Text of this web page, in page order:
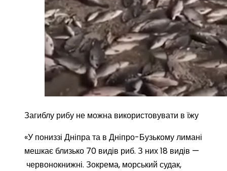
Загиблу рибу не можна використовувати в їжу
«У пониззі Дніпра та в Дніпро-Бузькому лимані
мешкає близько 70 видів риб. З них 18 видів —
червонокнижні. Зокрема, морський судак,